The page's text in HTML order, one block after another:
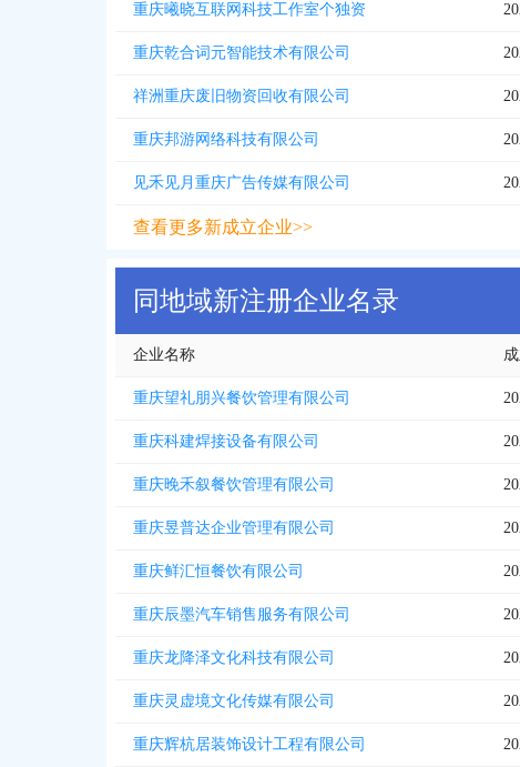
重庆曦晓互联网科技工作室个独资
重庆乾合词元智能技术有限公司
祥洲重庆废旧物资回收有限公司
重庆邦游网络科技有限公司
见禾见月重庆广告传媒有限公司
查看更多新成立企业>>
同地域新注册企业名录
企业名称
重庆望礼朋兴餐饮管理有限公司
重庆科建焊接设备有限公司
重庆晚禾叙餐饮管理有限公司
重庆昱普达企业管理有限公司
重庆鲜汇恒餐饮有限公司
重庆辰墨汽车销售服务有限公司
重庆龙降泽文化科技有限公司
重庆灵虚境文化传媒有限公司
重庆辉杭居装饰设计工程有限公司